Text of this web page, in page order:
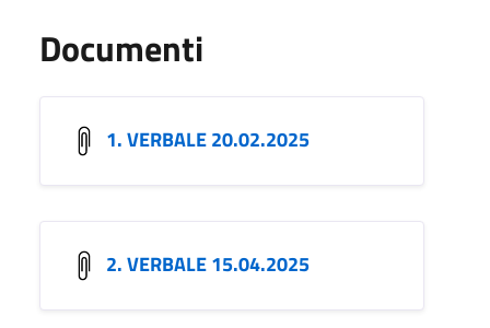
Documenti
1. VERBALE 20.02.2025
2. VERBALE 15.04.2025